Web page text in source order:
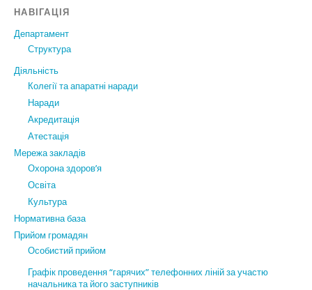
НАВІГАЦІЯ
Департамент
Структура
Діяльність
Колегії та апаратні наради
Наради
Акредитація
Атестація
Мережа закладів
Охорона здоров’я
Освіта
Культура
Нормативна база
Прийом громадян
Особистий прийом
Графік проведення “гарячих” телефонних ліній за участю
начальника та його заступників